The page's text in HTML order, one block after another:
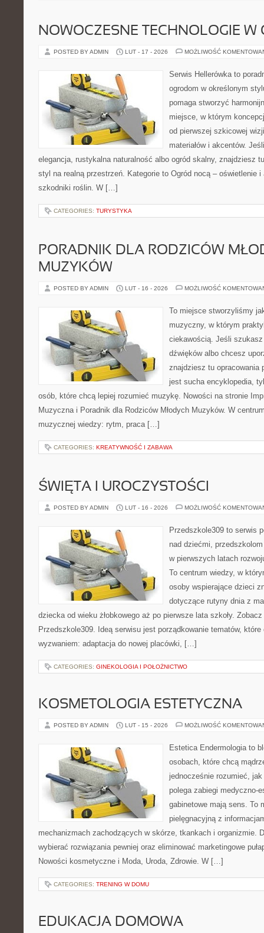
NOWOCZESNE TECHNOLOGIE W
POSTED BY ADMIN LUT - 17 - 2026 MOŻLIWOŚĆ
Serwis Hellerówka to
ogrodom w określonym
pomaga stworzyć
miejsce, w którym
od pierwszej szkicowej
materiałów i akcentów.
elegancja, rustykalna naturalność albo ogród skalny, znajdziesz
styl na realną przestrzeń. Kategorie to Ogród nocą – oświetlenie
szkodniki roślin. W […]
CATEGORIES: TURYSTYKA
PORADNIK DLA RODZICÓW
MUZYKÓW
POSTED BY ADMIN LUT - 16 - 2026 MOŻLIWOŚĆ
To miejsce stworzyliśmy
muzyczny, w którym
ciekawością. Jeśli
dźwięków albo chcesz
znajdziesz tu opracowania
jest sucha encyklopedia,
osób, które chcą lepiej rozumieć muzykę. Nowości na stronie
Muzyczna i Poradnik dla Rodziców Młodych Muzyków. W
muzycznej wiedzy: rytm, praca […]
CATEGORIES: KREATYWNOŚĆ I ZABAWA
ŚWIĘTA I UROCZYSTOŚCI
POSTED BY ADMIN LUT - 16 - 2026 MOŻLIWOŚĆ
Przedszkole309 to serwis
nad dziećmi,
w pierwszych latach
To centrum wiedzy, w
osoby wspierające dzieci
dotyczące rutyny dnia z
dziecka od wieku żłobkowego aż po pierwsze lata szkoły.
Przedszkole309. Ideą serwisu jest porządkowanie tematów,
wyzwaniem: adaptacja do nowej placówki, […]
CATEGORIES: GINEKOLOGIA I POŁOŻNICTWO
KOSMETOLOGIA ESTETYCZNA
POSTED BY ADMIN LUT - 15 - 2026 MOŻLIWOŚĆ
Estetica Endermologia to
osobach, które chcą
jednocześnie rozumieć,
polega zabiegi medyczno-
gabinetowe mają sens. To
pielęgnacyjną z
mechanizmach zachodzących w skórze, tkankach i organizmie.
wybierać rozwiązania pewniej oraz eliminować marketingowe
Nowości kosmetyczne i Moda, Uroda, Zdrowie. W […]
CATEGORIES: TRENING W DOMU
EDUKACJA DOMOWA